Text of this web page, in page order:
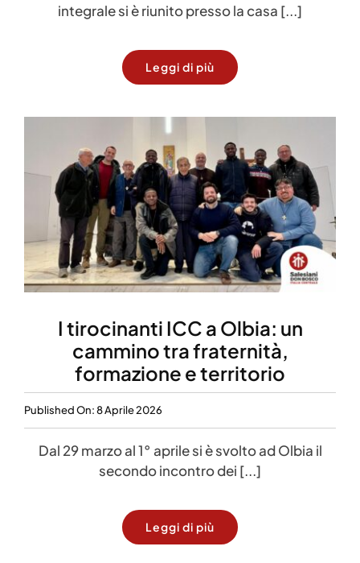
integrale si è riunito presso la casa [...]
Leggi di più
I tirocinanti ICC a Olbia: un
cammino tra fraternità,
formazione e territorio
Published On: 8 Aprile 2026
Dal 29 marzo al 1° aprile si è svolto ad Olbia il
secondo incontro dei [...]
Leggi di più